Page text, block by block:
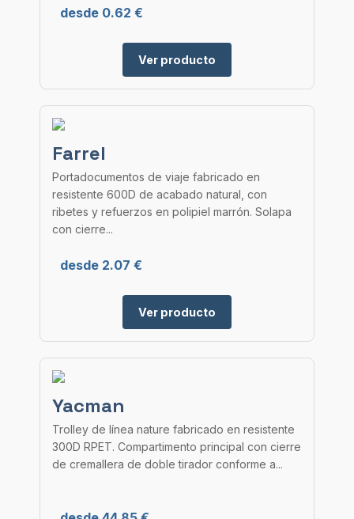
desde 0.62 €
Ver producto
Farrel
Portadocumentos de viaje fabricado en
resistente 600D de acabado natural, con
ribetes y refuerzos en polipiel marrón. Solapa
con cierre...
desde 2.07 €
Ver producto
Yacman
Trolley de línea nature fabricado en resistente
300D RPET. Compartimento principal con cierre
de cremallera de doble tirador conforme a...